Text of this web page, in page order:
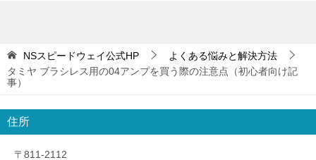
NSスピードウェイ公式HP
よくある悩みと解決方法
タミヤ ブラシレス用の04アンプを買う際の注意点（初心者向け記
事）
住所
〒811-2112